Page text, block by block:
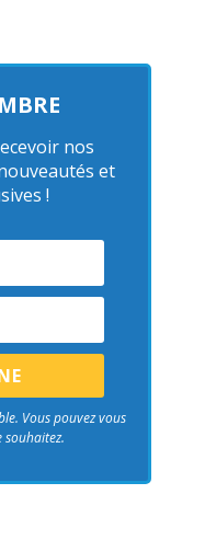
nos
et
!
Vous pouvez vous
souhaitez.